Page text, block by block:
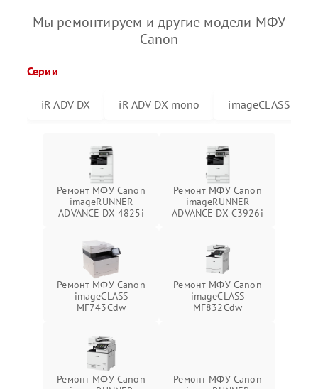
Мы ремонтируем и другие модели МФУ
Canon
Серии
iR ADV DX iR ADV DX mono imageCLASS
Ремонт МФУ Canon
imageRUNNER
ADVANCE DX 4825i
Ремонт МФУ Canon
imageRUNNER
ADVANCE DX C3926i
Ремонт МФУ Canon
imageCLASS
MF743Cdw
Ремонт МФУ Canon
imageCLASS
MF832Cdw
Ремонт МФУ Canon
Ремонт МФУ Canon